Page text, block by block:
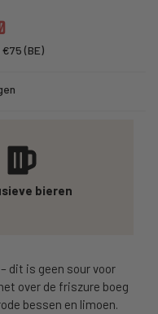
(BE)
bieren
dit is geen sour voor
over de friszure boeg
bessen en limoen.